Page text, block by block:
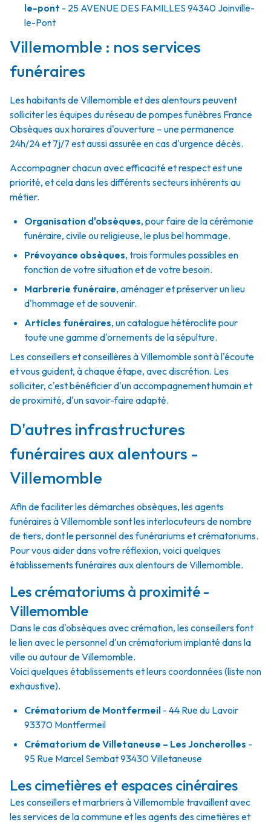
le-pont - 25 AVENUE DES FAMILLES 94340 Joinville-
le-Pont
Villemomble : nos services
funéraires
Les habitants de Villemomble et des alentours peuvent
solliciter les équipes du réseau de pompes funèbres France
Obsèques aux horaires d'ouverture – une permanence
24h/24 et 7j/7 est aussi assurée en cas d'urgence décès.
Accompagner chacun avec efficacité et respect est une
priorité, et cela dans les différents secteurs inhérents au
métier.
Organisation d'obsèques, pour faire de la cérémonie
funéraire, civile ou religieuse, le plus bel hommage.
Prévoyance obsèques, trois formules possibles en
fonction de votre situation et de votre besoin.
Marbrerie funéraire, aménager et préserver un lieu
d'hommage et de souvenir.
Articles funéraires, un catalogue hétéroclite pour
toute une gamme d'ornements de la sépulture.
Les conseillers et conseillères à Villemomble sont à l'écoute
et vous guident, à chaque étape, avec discrétion. Les
solliciter, c'est bénéficier d'un accompagnement humain et
de proximité, d'un savoir-faire adapté.
D'autres infrastructures
funéraires aux alentours -
Villemomble
Afin de faciliter les démarches obsèques, les agents
funéraires à Villemomble sont les interlocuteurs de nombre
de tiers, dont le personnel des funérariums et crématoriums.
Pour vous aider dans votre réflexion, voici quelques
établissements funéraires aux alentours de Villemomble.
Les crématoriums à proximité -
Villemomble
Dans le cas d'obsèques avec crémation, les conseillers font
le lien avec le personnel d'un crématorium implanté dans la
ville ou autour de Villemomble.
Voici quelques établissements et leurs coordonnées (liste non
exhaustive).
Crématorium de Montfermeil - 44 Rue du Lavoir
93370 Montfermeil
Crématorium de Villetaneuse – Les Joncherolles -
95 Rue Marcel Sembat 93430 Villetaneuse
Les cimetières et espaces cinéraires
Les conseillers et marbriers à Villemomble travaillent avec
les services de la commune et les agents des cimetières et